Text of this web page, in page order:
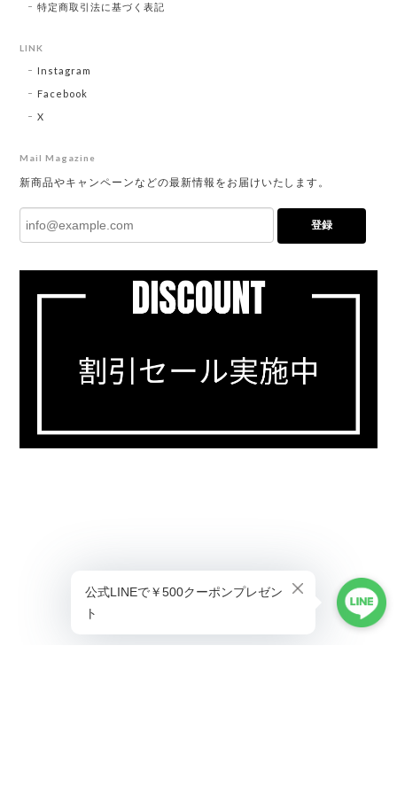
特定商取引法に基づく表記
LINK
Instagram
Facebook
X
Mail Magazine
新商品やキャンペーンなどの最新情報をお届けいたします。
登録